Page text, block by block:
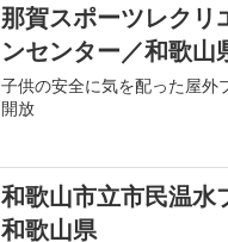
那賀スポーツレクリ
ンセンター／和歌山
子供の安全に気を配った屋外
開放
和歌山市立市民温水
和歌山県